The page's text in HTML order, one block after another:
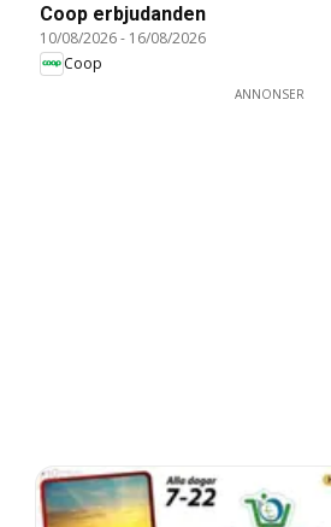
Coop erbjudanden
10/08/2026- 16/08/2026
Coop
ANNONSER